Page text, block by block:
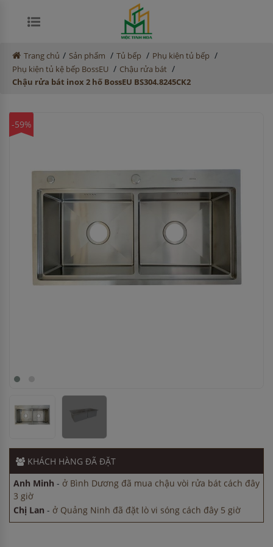
Trang chủ / Sản phẩm / Tủ bếp / Phụ kiện tủ bếp /
Phụ kiện tủ kệ bếp BossEU / Chậu rửa bát /
Chậu rửa bát inox 2 hố BossEU BS304.8245CK2
-59%
KHÁCH HÀNG ĐÃ ĐẶT
Chị Lan-
ở Quảng Ninh đã đặt lò vi sóng cách đây 5 giờ
Chị Thảo
Chị Hà
ở Đồng Nai đã mua bếp điện từ cách đây 8 giờ
Anh Hào - ở Hải Dương đã đặt bếp từ cách đây 30 phút
Anh Minh - ở Bình Dương đã mua chậu vòi rửa bát cách đây
3 giờ
Chị Lan - ở Quảng Ninh đã đặt lò vi sóng cách đây 5 giờ
Chị Thảo-ở Hải Phòng đã đặt máy rửa bát cách đây 30